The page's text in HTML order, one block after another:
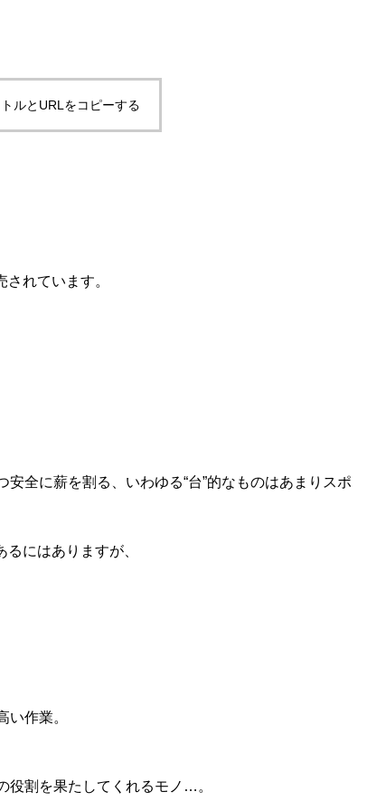
ルとURLをコピーする
れています。
全に薪を割る、いわゆる“台”的なものはあまりスポ
にはありますが、
作業。
役割を果たしてくれるモノ…。